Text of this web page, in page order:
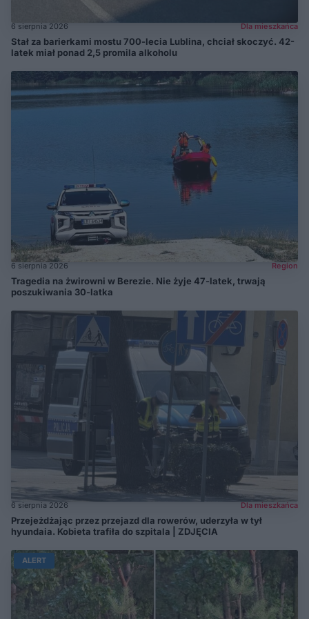
6 sierpnia 2026 Dla mieszkańca
Stał za barierkami mostu 700-lecia Lublina, chciał skoczyć. 42-
latek miał ponad 2,5 promila alkoholu
6 sierpnia 2026 Region
Tragedia na żwirowni w Berezie. Nie żyje 47-latek, trwają
poszukiwania 30-latka
6 sierpnia 2026 Dla mieszkańca
Przejeżdżając przez przejazd dla rowerów, uderzyła w tył
hyundaia. Kobieta trafiła do szpitala | ZDJĘCIA
ALERT